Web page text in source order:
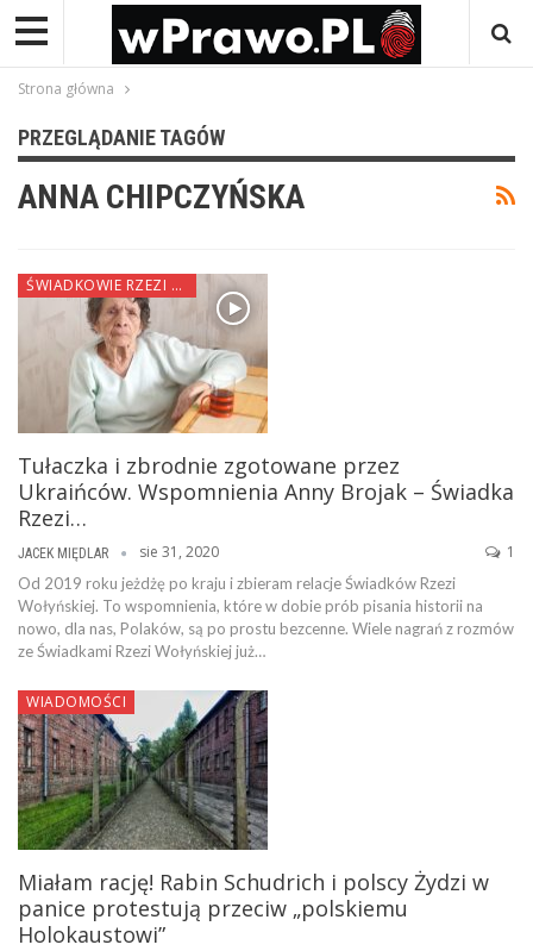
Strona główna
PRZEGLĄDANIE TAGÓW
ANNA CHIPCZYŃSKA
ŚWIADKOWIE RZEZI WOŁYŃSKIEJ
Tułaczka i zbrodnie zgotowane przez
Ukraińców. Wspomnienia Anny Brojak – Świadka
Rzezi…
JACEK MIĘDLAR sie 31, 2020 1
Od 2019 roku jeżdżę po kraju i zbieram relacje Świadków Rzezi
Wołyńskiej. To wspomnienia, które w dobie prób pisania historii na
nowo, dla nas, Polaków, są po prostu bezcenne. Wiele nagrań z rozmów
ze Świadkami Rzezi Wołyńskiej już…
WIADOMOŚCI
Miałam rację! Rabin Schudrich i polscy Żydzi w
panice protestują przeciw „polskiemu
Holokaustowi”